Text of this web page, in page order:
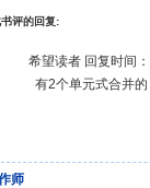
评的回复:
希望读者 回复时间
有2个单元式合并的
师